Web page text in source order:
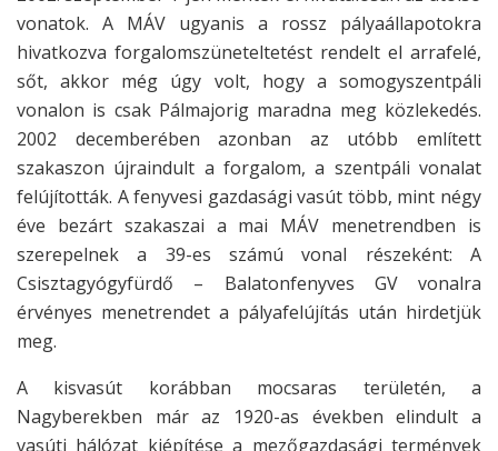
vonatok. A MÁV ugyanis a rossz pályaállapotokra
hivatkozva forgalomszüneteltetést rendelt el arrafelé,
sőt, akkor még úgy volt, hogy a somogyszentpáli
vonalon is csak Pálmajorig maradna meg közlekedés.
2002 decemberében azonban az utóbb említett
szakaszon újraindult a forgalom, a szentpáli vonalat
felújították. A fenyvesi gazdasági vasút több, mint négy
éve bezárt szakaszai a mai MÁV menetrendben is
szerepelnek a 39-es számú vonal részeként: A
Csisztagyógyfürdő – Balatonfenyves GV vonalra
érvényes menetrendet a pályafelújítás után hirdetjük
meg.
A kisvasút korábban mocsaras területén, a
Nagyberekben már az 1920-as években elindult a
vasúti hálózat kiépítése a mezőgazdasági termények